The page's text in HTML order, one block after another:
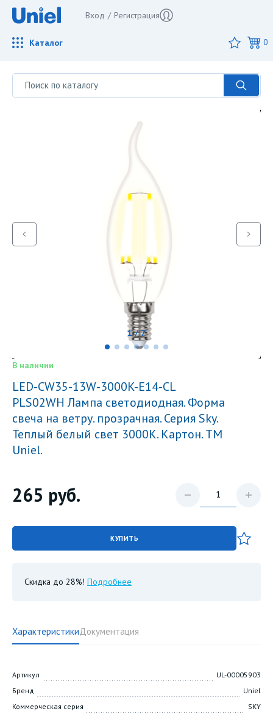
Вход / Регистрация
Каталог 0
1 / 7
В наличии
LED-CW35-13W-3000K-E14-CL
PLS02WH Лампа светодиодная. Форма
свеча на ветру. прозрачная. Серия Sky.
Теплый белый свет 3000К. Картон. ТМ
Uniel.
265 руб.
КУПИТЬ
Скидка до 28%! Подробнее
ХарактеристикиДокументация
Артикул
UL-00005903
Бренд
Uniel
Коммерческая серия
SKY